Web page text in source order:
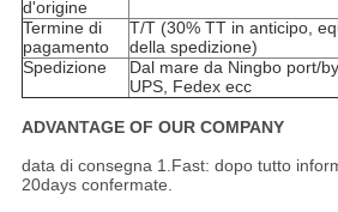
d'origine
Termine di
pagamento
T/T (30% TT in anticipo,
della spedizione)
Spedizione
Dal mare da Ningbo port/
UPS, Fedex ecc
ADVANTAGE OF OUR COMPANY
data di consegna 1.Fast: dopo tutto
20days confermate.